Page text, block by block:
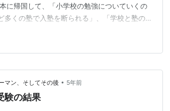
に帰国して、「小学校の勉強についていくの
くの塾で入塾を断られる」、「学校と塾の生
学受験が良かったかどうかは、本人たちが大
が…
マン、そしてその後 • 5年前
験の結果